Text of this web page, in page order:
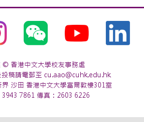
© 香港中文大學校友事務處
投稿請電郵至 cu.aao@cuhk.edu.hk
沙田 香港中文大學富爾敦樓301室
3943 7861 傳真：2603 6226